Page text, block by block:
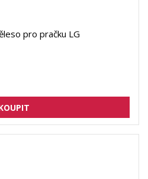
pro pračku LG